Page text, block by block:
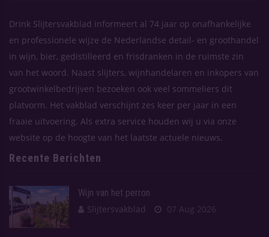
Drink Slijtersvakblad informeert al 74 jaar op onafhankelijke
en professionele wijze de Nederlandse detail- en groothandel
in wijn, bier, gedistilleerd en frisdranken in de ruimste zin
van het woord. Naast slijters, wijnhandelaren en inkopers van
grootwinkelbedrijven bezoeken ook veel sommeliers dit
platvorm. Het vakblad verschijnt zes keer per jaar in een
fraaie uitvoering. Als extra service houden wij u via onze
website op de hoogte van het laatste actuele nieuws.
Recente Berichten
Wijn van het perron
Slijtersvakblad
07 Aug 2026